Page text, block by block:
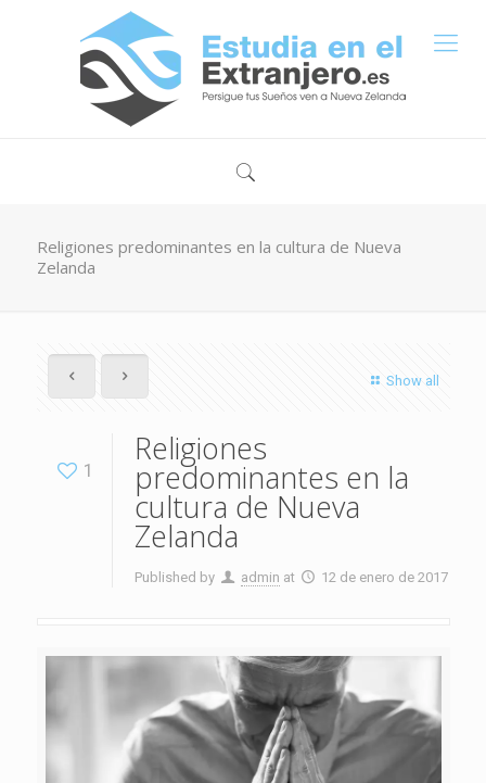
Religiones predominantes en la cultura de Nueva
Zelanda
Show all
1
Religiones
predominantes en la
cultura de Nueva
Zelanda
Published by admin at 12 de enero de 2017